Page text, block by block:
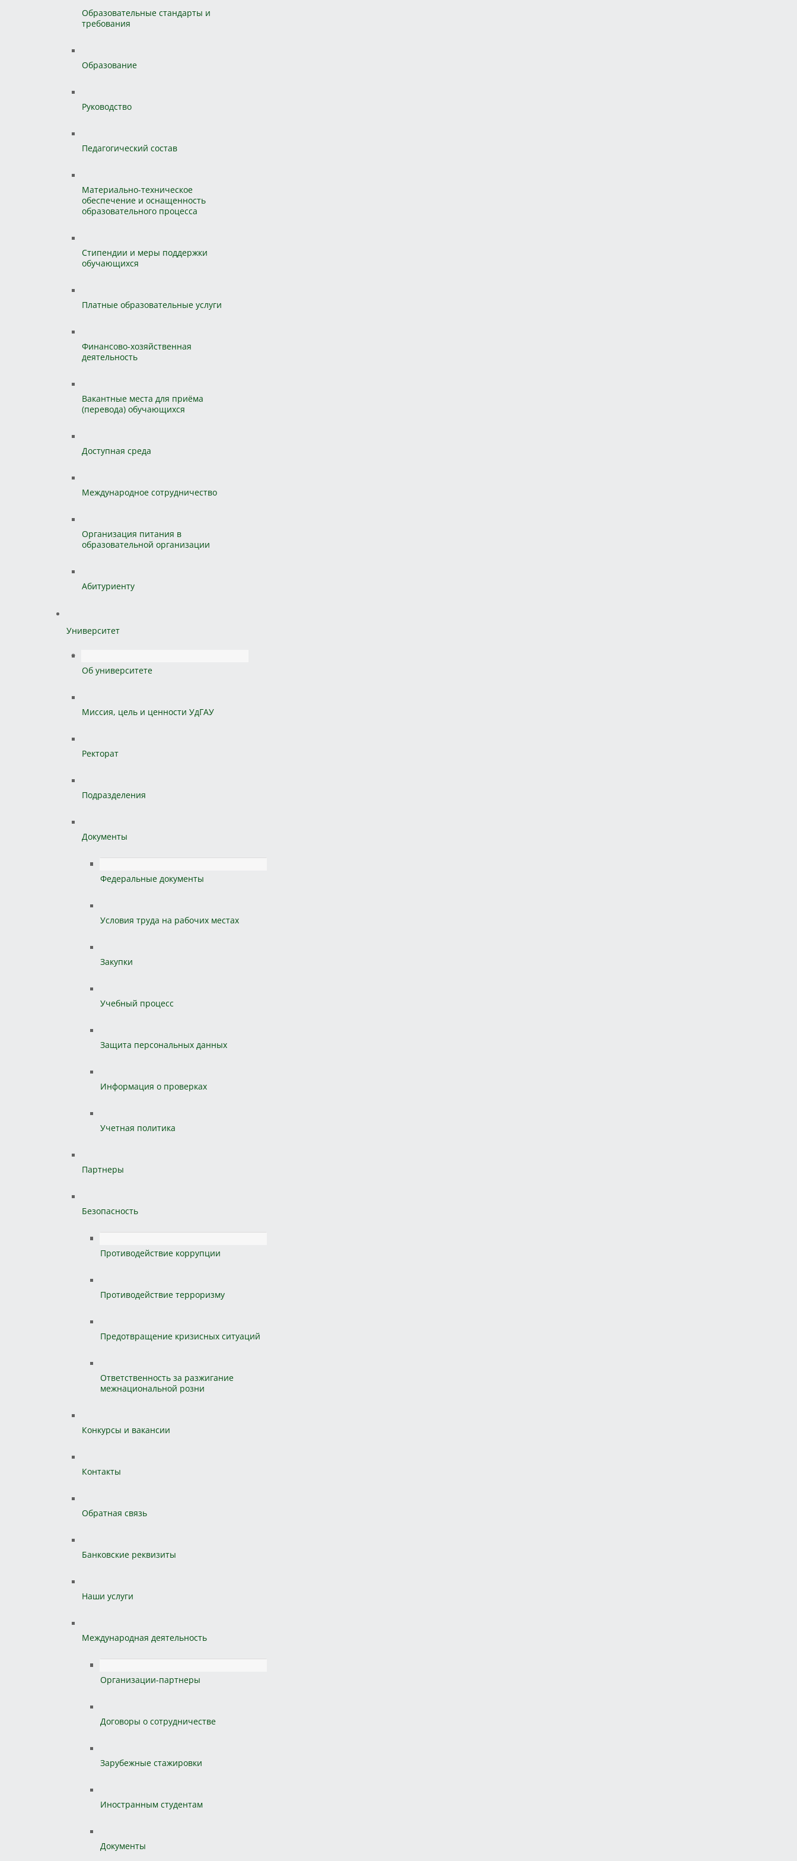
Образовательные стандарты и
требования
Образование
Руководство
Педагогический состав
Материально-техническое
обеспечение и оснащенность
образовательного процесса
Стипендии и меры поддержки
обучающихся
Платные образовательные услуги
Финансово-хозяйственная
деятельность
Вакантные места для приёма
(перевода) обучающихся
Доступная среда
Международное сотрудничество
Организация питания в
образовательной организации
Абитуриенту
Университет
Об университете
Миссия, цель и ценности УдГАУ
Ректорат
Подразделения
Документы
Федеральные документы
Условия труда на рабочих местах
Закупки
Учебный процесс
Защита персональных данных
Информация о проверках
Учетная политика
Партнеры
Безопасность
Противодействие коррупции
Противодействие терроризму
Предотвращение кризисных ситуаций
Ответственность за разжигание
межнациональной розни
Конкурсы и вакансии
Контакты
Обратная связь
Банковские реквизиты
Наши услуги
Международная деятельность
Организации-партнеры
Договоры о сотрудничестве
Зарубежные стажировки
Иностранным студентам
Документы